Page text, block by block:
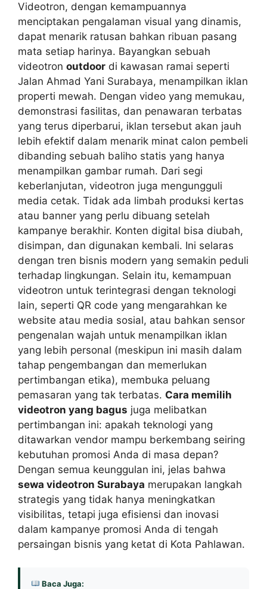
Videotron, dengan kemampuannya
menciptakan pengalaman visual yang dinamis,
dapat menarik ratusan bahkan ribuan pasang
mata setiap harinya. Bayangkan sebuah
videotron outdoor di kawasan ramai seperti
Jalan Ahmad Yani Surabaya, menampilkan iklan
properti mewah. Dengan video yang memukau,
demonstrasi fasilitas, dan penawaran terbatas
yang terus diperbarui, iklan tersebut akan jauh
lebih efektif dalam menarik minat calon pembeli
dibanding sebuah baliho statis yang hanya
menampilkan gambar rumah. Dari segi
keberlanjutan, videotron juga mengungguli
media cetak. Tidak ada limbah produksi kertas
atau banner yang perlu dibuang setelah
kampanye berakhir. Konten digital bisa diubah,
disimpan, dan digunakan kembali. Ini selaras
dengan tren bisnis modern yang semakin peduli
terhadap lingkungan. Selain itu, kemampuan
videotron untuk terintegrasi dengan teknologi
lain, seperti QR code yang mengarahkan ke
website atau media sosial, atau bahkan sensor
pengenalan wajah untuk menampilkan iklan
yang lebih personal (meskipun ini masih dalam
tahap pengembangan dan memerlukan
pertimbangan etika), membuka peluang
pemasaran yang tak terbatas. Cara memilih
videotron yang bagus juga melibatkan
pertimbangan ini: apakah teknologi yang
ditawarkan vendor mampu berkembang seiring
kebutuhan promosi Anda di masa depan?
Dengan semua keunggulan ini, jelas bahwa
sewa videotron Surabaya merupakan langkah
strategis yang tidak hanya meningkatkan
visibilitas, tetapi juga efisiensi dan inovasi
dalam kampanye promosi Anda di tengah
persaingan bisnis yang ketat di Kota Pahlawan.
Baca Juga: